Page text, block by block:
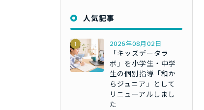
人気記事
2026年08月02日
「キッズデータラ
ボ」を小学生・中学
生の個別指導「和か
らジュニア」として
リニューアルしまし
た